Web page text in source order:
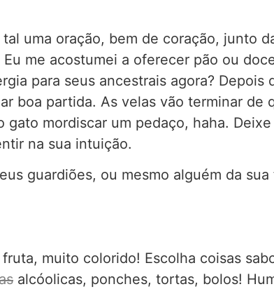
uma oração, bem de coração, junto
me acostumei a oferecer pão ou
para seus ancestrais agora? Depois
boa partida. As velas vão terminar de
mordiscar um pedaço, haha.
na sua intuição.
guardiões, ou mesmo alguém da
muito colorido! Escolha coisas
alcóolicas, ponches, tortas, bolos!